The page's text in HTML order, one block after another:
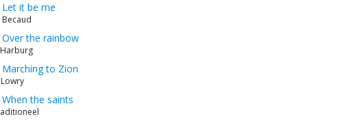
Let it be me
Becaud
Over the rainbow
Harburg
Marching to Zion
Lowry
When the saints